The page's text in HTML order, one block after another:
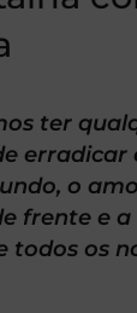
ter
erradicar
o
frente e a
todos os